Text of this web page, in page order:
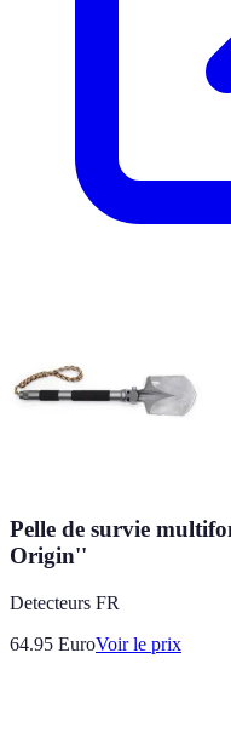
Pelle de survie
Origin''
Detecteurs FR
64.95 EuroVoir le prix